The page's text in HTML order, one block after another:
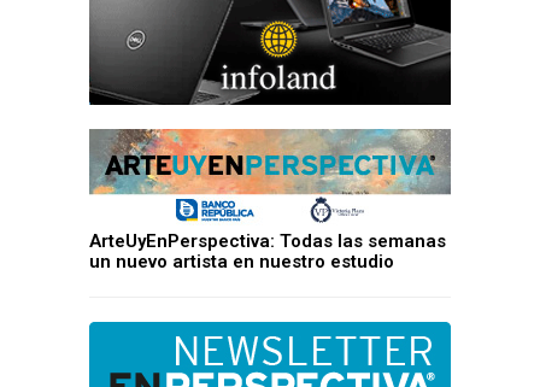
ArteUyEnPerspectiva: Todas las semanas
un nuevo artista en nuestro estudio